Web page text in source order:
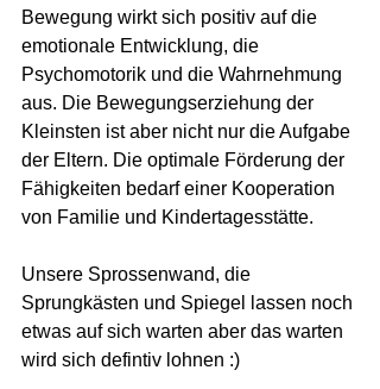
Bewegung wirkt sich positiv auf die
emotionale Entwicklung, die
Psychomotorik und die Wahrnehmung
aus. Die Bewegungserziehung der
Kleinsten ist aber nicht nur die Aufgabe
der Eltern. Die optimale Förderung der
Fähigkeiten bedarf einer Kooperation
von Familie und Kindertagesstätte.
Unsere Sprossenwand, die
Sprungkästen und Spiegel lassen noch
etwas auf sich warten aber das warten
wird sich defintiv lohnen :)